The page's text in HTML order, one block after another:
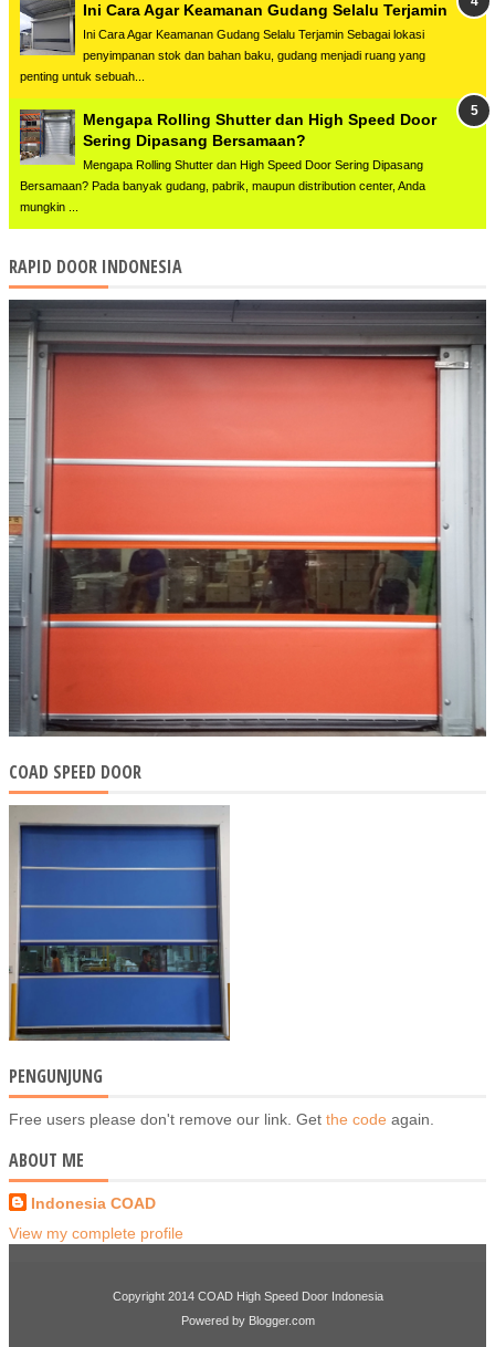
Ini Cara Agar Keamanan Gudang Selalu Terjamin
Ini Cara Agar Keamanan Gudang Selalu Terjamin Sebagai lokasi
penyimpanan stok dan bahan baku, gudang menjadi ruang yang
penting untuk sebuah...
Mengapa Rolling Shutter dan High Speed Door
Sering Dipasang Bersamaan?
Mengapa Rolling Shutter dan High Speed Door Sering Dipasang
Bersamaan? Pada banyak gudang, pabrik, maupun distribution center, Anda
mungkin ...
RAPID DOOR INDONESIA
COAD SPEED DOOR
PENGUNJUNG
Free users please don't remove our link. Get the code again.
ABOUT ME
Indonesia COAD
View my complete profile
Copyright 2014 COAD High Speed Door Indonesia
Powered by Blogger.com